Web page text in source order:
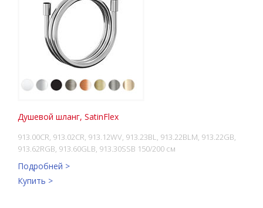
Душевой шланг, SatinFlex
913.00CR, 913.02CR, 913.12WV, 913.23BL, 913.22BLM, 913.22GB,
913.62RGB, 913.60GLB, 913.30SSB 150/200 см
Подробней >
Купить >